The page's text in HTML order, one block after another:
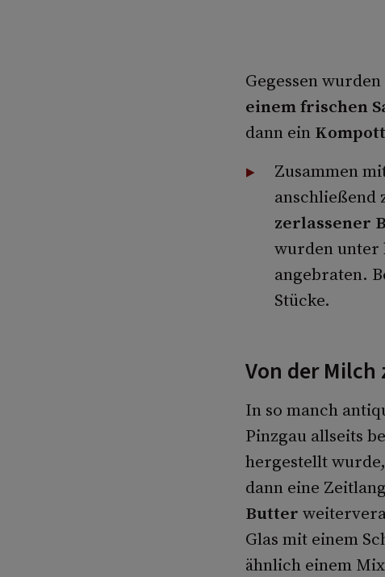
Gegessen
einem frischen
dann ein Kompott
Zusammen
anschließend
zerlassener
wurden unter
angebraten.
Stücke.
Von der
In so manch
Pinzgau allseits
hergestellt
dann eine
Butter
Glas mit einem
ähnlich einem